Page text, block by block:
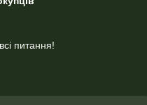
питання!